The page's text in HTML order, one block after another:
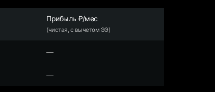
Прибыль ₽/мес
(чистая, с вычетом ЭЭ)
—
—